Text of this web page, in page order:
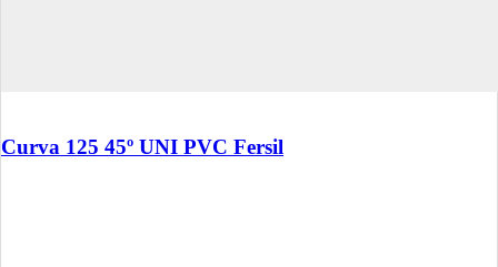
Curva 125 45º UNI PVC Fersil